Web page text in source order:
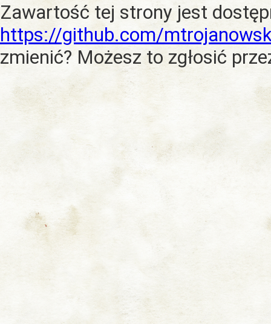
Zawartość tej strony jest
https://github.com/
zmienić? Możesz to zgłosić